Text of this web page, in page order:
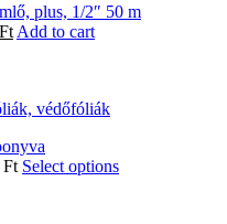
plus, 1/2″ 50 m
Ft Add to cart
védőfóliák
Ft Select options